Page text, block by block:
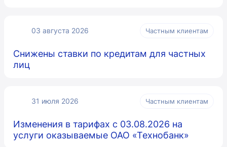
03 августа 2026 Частным клиентам
Снижены ставки по кредитам для частных
лиц
31 июля 2026 Частным клиентам
Изменения в тарифах с 03.08.2026 на
услуги оказываемые ОАО «Технобанк»